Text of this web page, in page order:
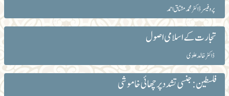
پروفیسر ڈاکٹر محمد مشتاق احمد
تجارت کے اسلامی اصول
ڈاکٹر خالد علوی
فلسطین : جنسی تشدد پر چھائی خاموشی